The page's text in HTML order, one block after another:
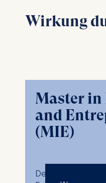
Wirkung
Master
and
(MIE)
Der